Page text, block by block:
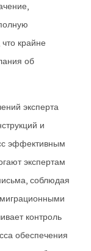
крайне
об
эксперта
и
эффективным
экспертам
соблюдая
контроль
обеспечения